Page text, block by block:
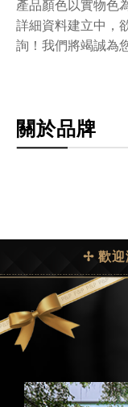
產品顏色以實物色
詳細資料建立中，
詢！我們將竭誠為
關於品牌
✢ 歡迎